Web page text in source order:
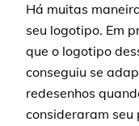
Há muitas
seu logotipo. Em
que o logotipo
conseguiu se
redesenhos
consideraram